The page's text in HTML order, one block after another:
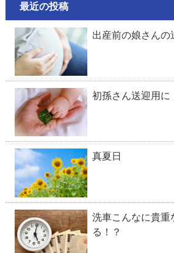
最近の投稿
出産前の娘さんの
初孫さん送迎用に
真夏日
洗車こんなに貴重
る！？